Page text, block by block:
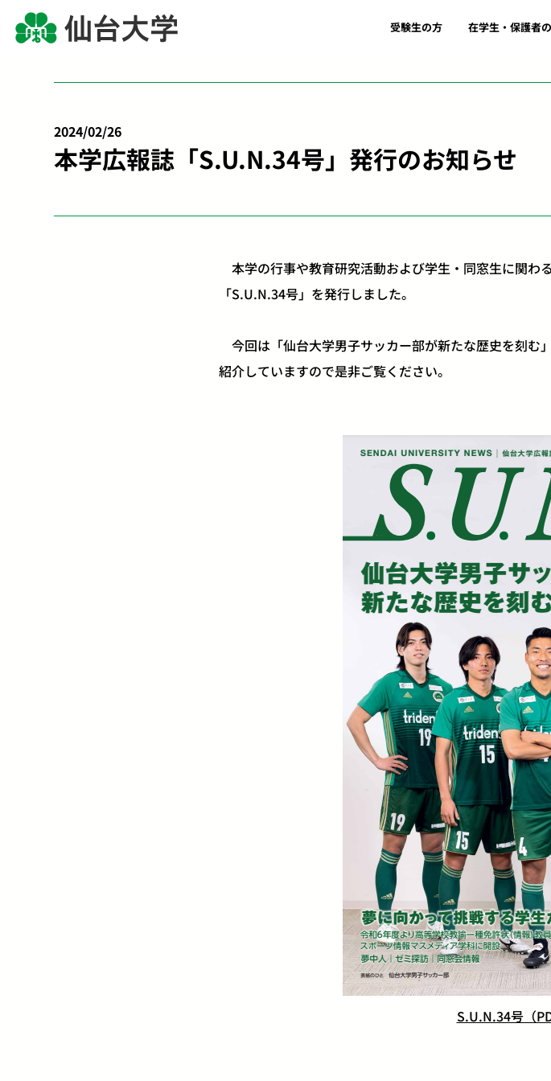
受験生の方 在学生・保護者
2024/02/26
本学広報誌「S.U.N.34号」発行のお知らせ
本学の行事や教育研究活動および学生・同窓生に関わ
「S.U.N.34号」を発行しました。
今回は「仙台大学男子サッカー部が新たな歴史を刻む
紹介していますので是非ご覧ください。
S.U.N.34号（